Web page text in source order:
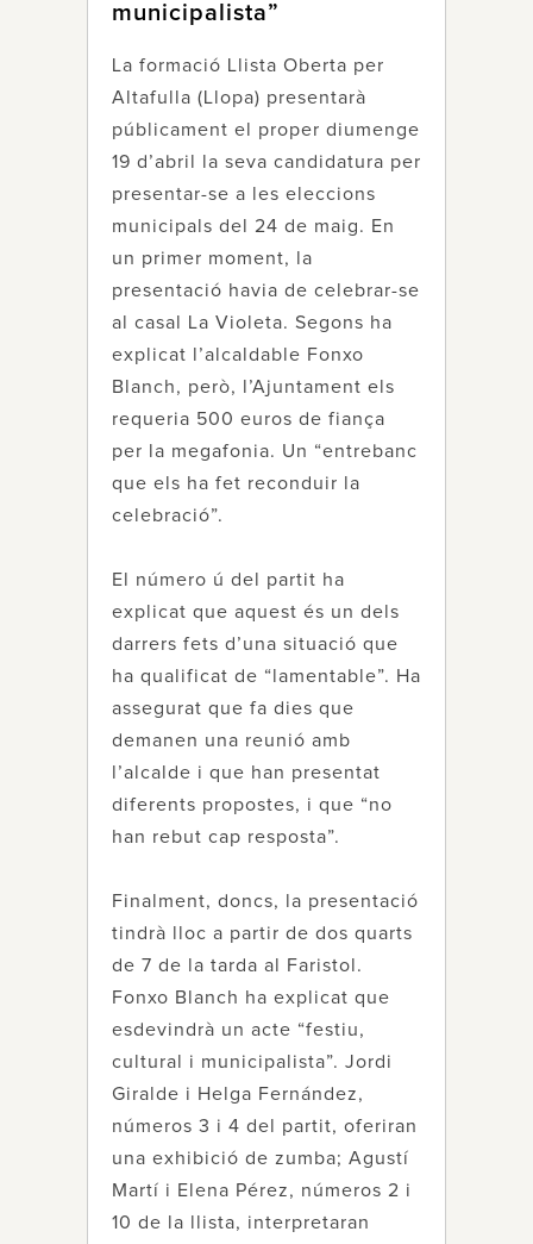
municipalista”
La formació Llista Oberta per
Altafulla (Llopa) presentarà
públicament el proper diumenge
19 d’abril la seva candidatura per
presentar-se a les eleccions
municipals del 24 de maig. En
un primer moment, la
presentació havia de celebrar-se
al casal La Violeta. Segons ha
explicat l’alcaldable Fonxo
Blanch, però, l’Ajuntament els
requeria 500 euros de fiança
per la megafonia. Un “entrebanc
que els ha fet reconduir la
celebració”.
El número ú del partit ha
explicat que aquest és un dels
darrers fets d’una situació que
ha qualificat de “lamentable”. Ha
assegurat que fa dies que
demanen una reunió amb
l’alcalde i que han presentat
diferents propostes, i que “no
han rebut cap resposta”.
Finalment, doncs, la presentació
tindrà lloc a partir de dos quarts
de 7 de la tarda al Faristol.
Fonxo Blanch ha explicat que
esdevindrà un acte “festiu,
cultural i municipalista”. Jordi
Giralde i Helga Fernández,
números 3 i 4 del partit, oferiran
una exhibició de zumba; Agustí
Martí i Elena Pérez, números 2 i
10 de la llista, interpretaran